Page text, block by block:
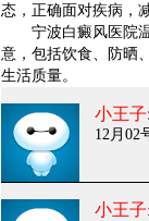
态，正确面对疾病，
宁波白癜风医院温
意，包括饮食、防晒
生活质量。
小王子
12月02
小王子